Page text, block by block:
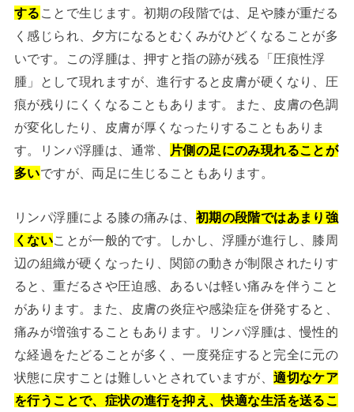
する ことで生じます。初期の段階では、足や膝が重だる
く感じられ、夕方になるとむくみがひどくなることが多
いです。この浮腫は、押すと指の跡が残る「圧痕性浮
腫」として現れますが、進行すると皮膚が硬くなり、圧
痕が残りにくくなることもあります。また、皮膚の色調
が変化したり、皮膚が厚くなったりすることもありま
す。リンパ浮腫は、通常、
片側の足にのみ現れることが
多いですが、両足に生じることもあります。
リンパ浮腫による膝の痛みは、 初期の段階ではあまり強
くないことが一般的です。しかし、浮腫が進行し、膝周
辺の組織が硬くなったり、関節の動きが制限されたりす
ると、重だるさや圧迫感、あるいは軽い痛みを伴うこと
があります。また、皮膚の炎症や感染症を併発すると、
痛みが増強することもあります。リンパ浮腫は、慢性的
な経過をたどることが多く、一度発症すると完全に元の
状態に戻すことは難しいとされていますが、適切なケア
を行うことで、症状の進行を抑え、快適な生活を送るこ